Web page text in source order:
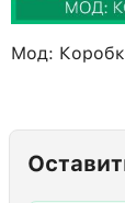
Мод: